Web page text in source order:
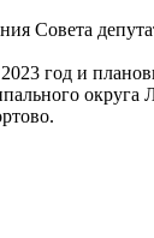
Совета
год и
округа